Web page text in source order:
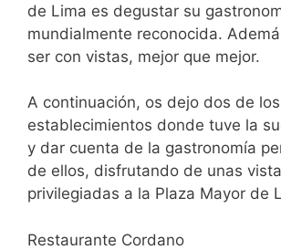
de Lima es degustar su
mundialmente reconocida.
ser con vistas, mejor que mejor.
A continuación, os dejo dos de los
establecimientos donde tuve la
y dar cuenta de la gastronomía
de ellos, disfrutando de unas
privilegiadas a la Plaza Mayor de
Restaurante Cordano